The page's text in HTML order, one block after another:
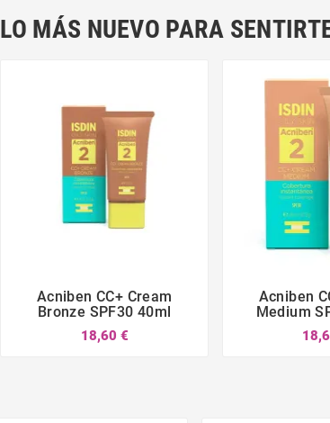
LO MÁS NUEVO PARA
   
Acniben CC+ Cream
Bronze SPF30 40ml
18,60 €
 
Acniben
Medium